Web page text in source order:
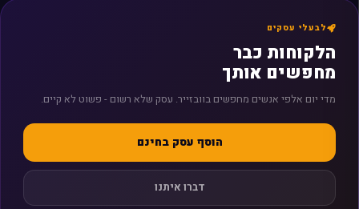
לבעלי עסקים
הלקוחות כבר
מחפשים אותך
מדי יום אלפי אנשים מחפשים בוובזייר. עסק שלא רשום - פשוט לא קיים.
הוסף עסק בחינם
דברו איתנו